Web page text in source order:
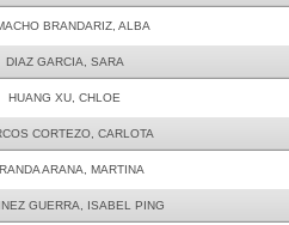
BRANDARIZ, ALBA
DIAZ GARCIA, SARA
HUANG XU, CHLOE
CORTEZO, CARLOTA
ARANA, MARTINA
GUERRA, ISABEL PING